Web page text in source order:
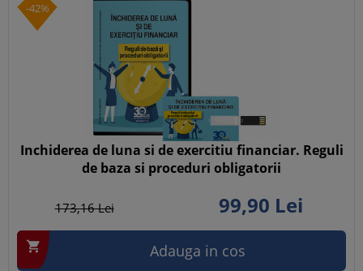
-42%
Inchiderea de luna si de exercitiu financiar. Reguli
de baza si proceduri obligatorii
173,16Lei 99,90 Lei
 Adauga in cos